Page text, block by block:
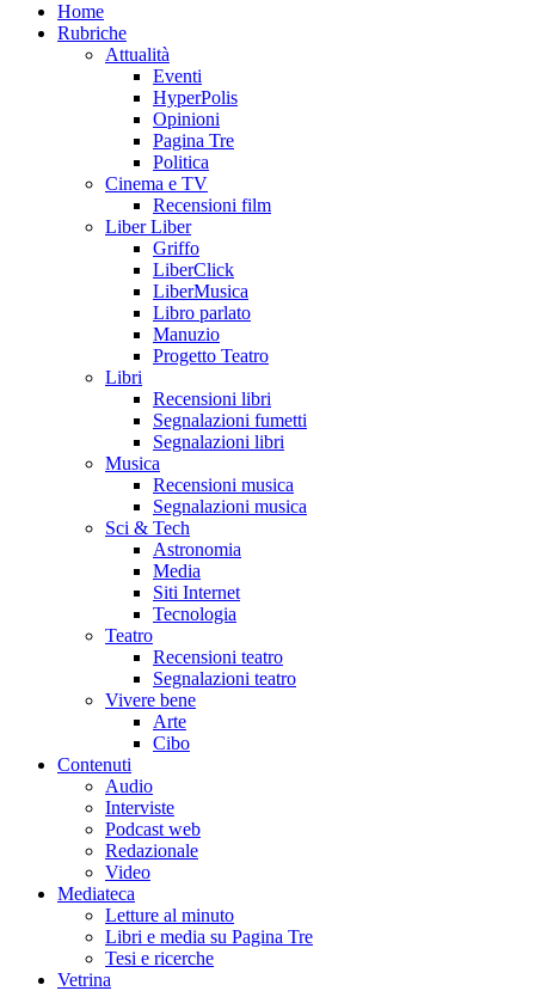
Home
Rubriche
Attualità
Eventi
HyperPolis
Opinioni
Pagina Tre
Politica
Cinema e TV
Recensioni film
Liber Liber
Griffo
LiberClick
LiberMusica
Libro parlato
Manuzio
Progetto Teatro
Libri
Recensioni libri
Segnalazioni fumetti
Segnalazioni libri
Musica
Recensioni musica
Segnalazioni musica
Sci & Tech
Astronomia
Media
Siti Internet
Tecnologia
Teatro
Recensioni teatro
Segnalazioni teatro
Vivere bene
Arte
Cibo
Contenuti
Audio
Interviste
Podcast web
Redazionale
Video
Mediateca
Letture al minuto
Libri e media su Pagina Tre
Tesi e ricerche
Vetrina